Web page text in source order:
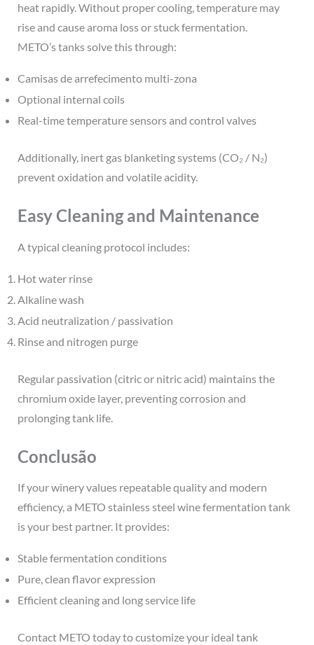
heat rapidly. Without proper cooling, temperature may
rise and cause aroma loss or stuck fermentation.
METO’s tanks solve this through:
Camisas de arrefecimento multi-zona
Optional internal coils
Real-time temperature sensors and control valves
Additionally, inert gas blanketing systems (CO₂ / N₂)
prevent oxidation and volatile acidity.
Easy Cleaning and Maintenance
A typical cleaning protocol includes:
Hot water rinse
Alkaline wash
Acid neutralization / passivation
Rinse and nitrogen purge
Regular passivation (citric or nitric acid) maintains the
chromium oxide layer, preventing corrosion and
prolonging tank life.
Conclusão
If your winery values repeatable quality and modern
efficiency, a METO stainless steel wine fermentation tank
is your best partner. It provides:
Stable fermentation conditions
Pure, clean flavor expression
Efficient cleaning and long service life
Contact METO today to customize your ideal tank